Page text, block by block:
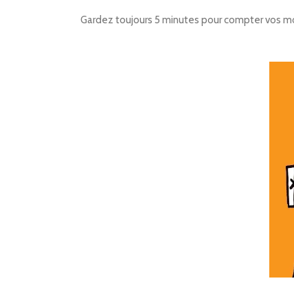
Gardez toujours 5 minutes pour compter vos